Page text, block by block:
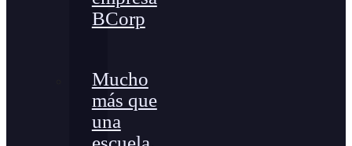
BCorp
Mucho
más que
una